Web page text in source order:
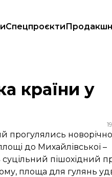
СпецпроєктиПродакшн
країни у
прогулялись
до Михайлівської –
суцільний пішохідний
площа для гулянь